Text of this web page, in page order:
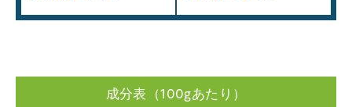
成分表（100gあたり）